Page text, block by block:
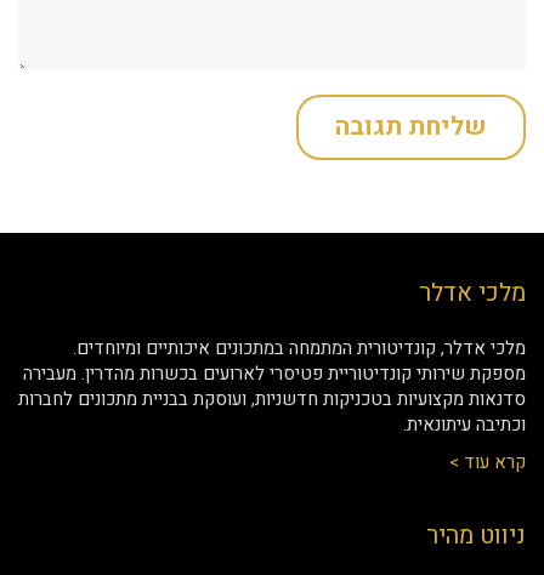
מלכי אדלר
מלכי אדלר, קונדיטורית המתמחה במתכונים איכותיים ומיוחדים.
מספקת שירותי קונדיטוריית פטיסרי לארועים בכשרות מהדרין. מעבירה
סדנאות מקצועיות בטכניקות חדשניות, ועוסקת בבניית מתכונים לחברות
וכתיבה עיתונאית.
קרא עוד >
ניווט מהיר